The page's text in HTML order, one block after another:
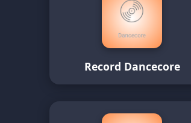
Record Dancecore